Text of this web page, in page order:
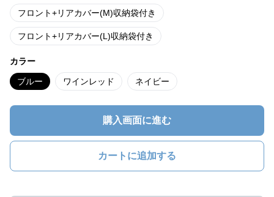
フロント+リアカバー(M)収納袋付き
フロント+リアカバー(L)収納袋付き
カラー
ブルー ワインレッド ネイビー
購入画面に進む
カートに追加する